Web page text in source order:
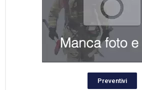
Preventivi